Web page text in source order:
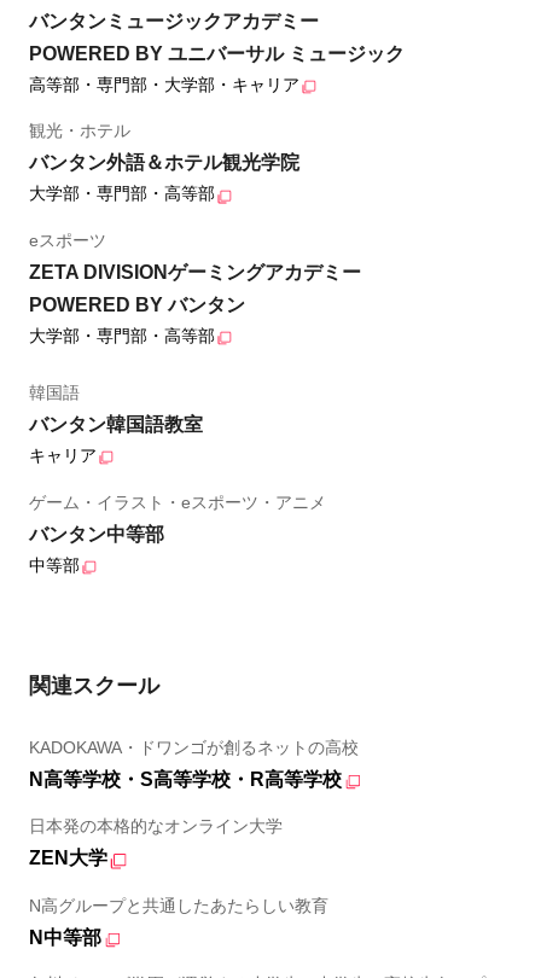
バンタンミュージックアカデミー
POWERED BY ユニバーサル ミュージック
高等部・専門部・大学部・キャリア
観光・ホテル
バンタン外語＆ホテル観光学院
大学部・専門部・高等部
eスポーツ
ZETA DIVISIONゲーミングアカデミー
POWERED BY バンタン
大学部・専門部・高等部
韓国語
バンタン韓国語教室
キャリア
ゲーム・イラスト・eスポーツ・アニメ
バンタン中等部
中等部
関連スクール
KADOKAWA・ドワンゴが創るネットの高校
N高等学校・S高等学校・R高等学校
日本発の本格的なオンライン大学
ZEN大学
N高グループと共通したあたらしい教育
N中等部